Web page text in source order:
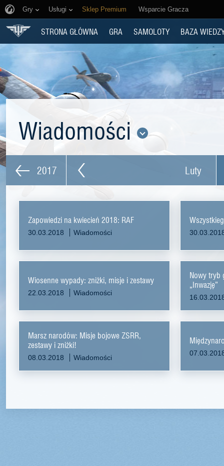
Gry Usługi Sklep Premium Wsparcie Gracza
STRONA GŁÓWNA GRA SAMOLOTY BAZA
Wiadomości
2017 Luty
Zapowiedzi na kwiecień 2018: RAF
30.03.2018 Wiadomości
Wiosenne wypady: zniżki, misje i zestawy
22.03.2018 Wiadomości
Nowy tryb
„Inwazję”
Marsz narodów: Misje bojowe ZSRR,
zestawy i zniżki!
08.03.2018 Wiadomości